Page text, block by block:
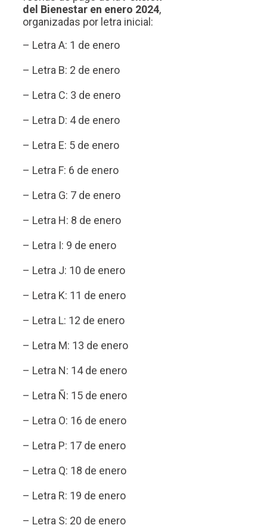
del Bienestar en enero 2024,
organizadas por letra inicial:
– Letra A: 1 de enero
– Letra B: 2 de enero
– Letra C: 3 de enero
– Letra D: 4 de enero
– Letra E: 5 de enero
– Letra F: 6 de enero
– Letra G: 7 de enero
– Letra H: 8 de enero
– Letra I: 9 de enero
– Letra J: 10 de enero
– Letra K: 11 de enero
– Letra L: 12 de enero
– Letra M: 13 de enero
– Letra N: 14 de enero
– Letra Ñ: 15 de enero
– Letra O: 16 de enero
– Letra P: 17 de enero
– Letra Q: 18 de enero
– Letra R: 19 de enero
– Letra S: 20 de enero